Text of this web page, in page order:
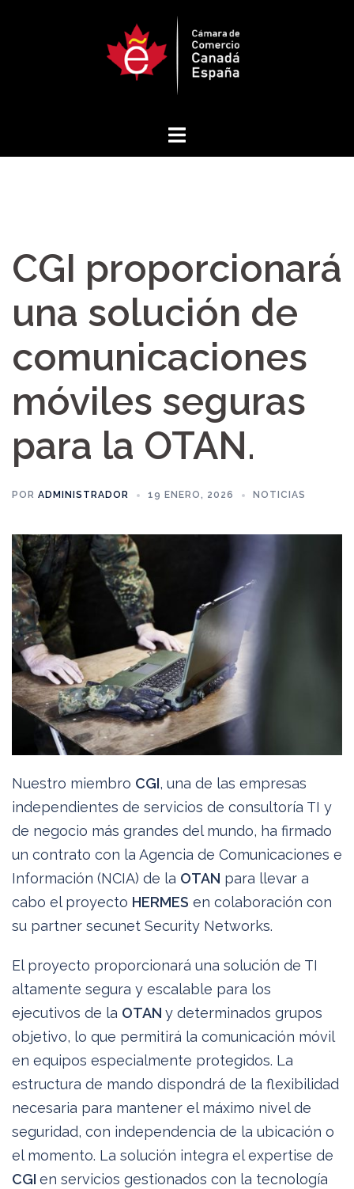
CGI proporcionará
una solución de
comunicaciones
móviles seguras
para la OTAN.
POR ADMINISTRADOR 19 ENERO, 2026 NOTICIAS
Nuestro miembro CGI, una de las empresas
independientes de servicios de consultoría TI y
de negocio más grandes del mundo, ha firmado
un contrato con la Agencia de Comunicaciones e
Información (NCIA) de la OTAN para llevar a
cabo el proyecto HERMES en colaboración con
su partner secunet Security Networks.
El proyecto proporcionará una solución de TI
altamente segura y escalable para los
ejecutivos de la OTAN y determinados grupos
objetivo, lo que permitirá la comunicación móvil
en equipos especialmente protegidos. La
estructura de mando dispondrá de la flexibilidad
necesaria para mantener el máximo nivel de
seguridad, con independencia de la ubicación o
el momento. La solución integra el expertise de
CGI en servicios gestionados con la tecnología